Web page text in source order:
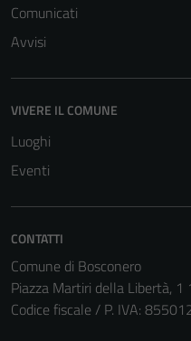
Comunicati
Avvisi
VIVERE IL COMUNE
Luoghi
Eventi
CONTATTI
Comune di Bosconero
Piazza Martiri della Libertà,
Codice fiscale / P. IVA: